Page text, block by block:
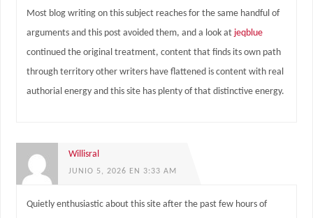
Most blog writing on this subject reaches for the same handful of
arguments and this post avoided them, and a look at jeqblue
continued the original treatment, content that finds its own path
through territory other writers have flattened is content with real
authorial energy and this site has plenty of that distinctive energy.
Willisral
JUNIO 5, 2026 EN 3:33 AM
Quietly enthusiastic about this site after the past few hours of